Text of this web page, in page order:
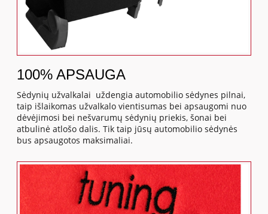
100% APSAUGA
Sėdynių užvalkalai uždengia automobilio sėdynes pilnai,
taip išlaikomas užvalkalo vientisumas bei apsaugomi nuo
dėvėjimosi bei nešvarumų sėdynių priekis, šonai bei
atbulinė atlošo dalis. Tik taip jūsų automobilio sėdynės
bus apsaugotos maksimaliai.